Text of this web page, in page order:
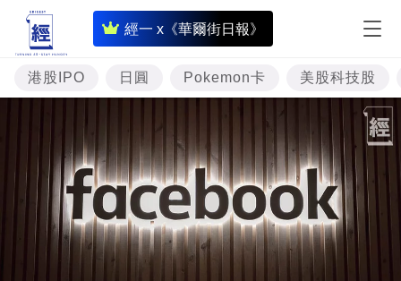
經一 x《華爾街日報》
即
時
財
經
題
投
資
樓
市
港股IPO 日圓 Pokemon卡 美股科技股